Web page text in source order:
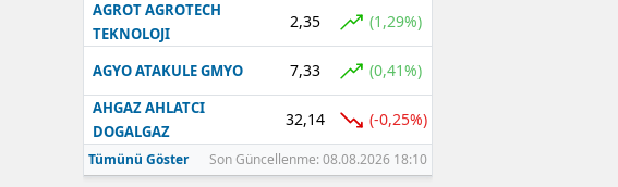
AGROT AGROTECH
TEKNOLOJI
2,35 (1,29%)
AGYO ATAKULE GMYO 7,33 (0,41%)
AHGAZ AHLATCI
DOGALGAZ
32,14 (-0,25%)
Tümünü Göster Son Güncellenme: 08.08.2026 18:10